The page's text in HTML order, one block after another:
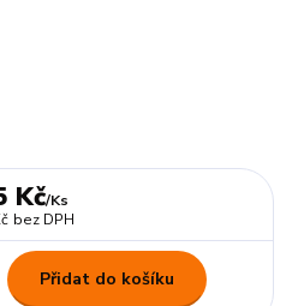
Kč/Ks
bez DPH
Přidat do košíku